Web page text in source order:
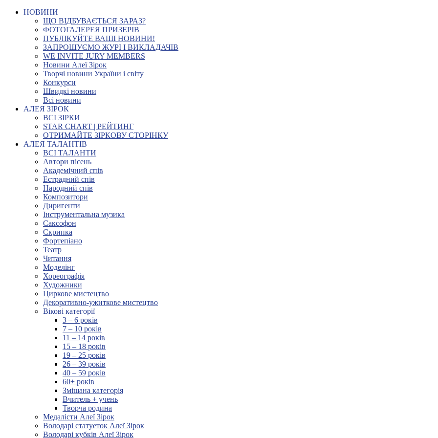
НОВИНИ
ЩО ВІДБУВАЄТЬСЯ ЗАРАЗ?
ФОТОГАЛЕРЕЯ ПРИЗЕРІВ
ПУБЛІКУЙТЕ ВАШІ НОВИНИ!
ЗАПРОШУЄМО ЖУРІ І ВИКЛАДАЧІВ
WE INVITE JURY MEMBERS
Новини Алеї Зірок
Творчі новини України і світу
Конкурси
Швидкі новини
Всі новини
АЛЕЯ ЗІРОК
ВСІ ЗІРКИ
STAR CHART | РЕЙТИНГ
ОТРИМАЙТЕ ЗІРКОВУ СТОРІНКУ
АЛЕЯ ТАЛАНТІВ
ВСІ ТАЛАНТИ
Автори пісень
Академічний спів
Естрадний спів
Народний спів
Композитори
Диригенти
Інструментальна музика
Саксофон
Скрипка
Фортепіано
Театр
Читання
Моделінг
Хореографія
Художники
Циркове мистецтво
Декоративно-ужиткове мистецтво
Вікові категорії
3 – 6 років
7 – 10 років
11 – 14 років
15 – 18 років
19 – 25 років
26 – 39 років
40 – 59 років
60+ років
Змішана категорія
Вчитель + учень
Творча родина
Медалісти Алеї Зірок
Володарі статуеток Алеї Зірок
Володарі кубків Алеї Зірок